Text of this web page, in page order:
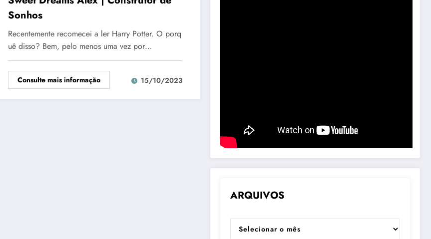
Sonhos
Recentemente recomecei a ler Harry Potter. O porq
uê disso? Bem, pelo menos uma vez por…
Consulte mais informação 15/10/2023
ARQUIVOS
ARQUIVOS